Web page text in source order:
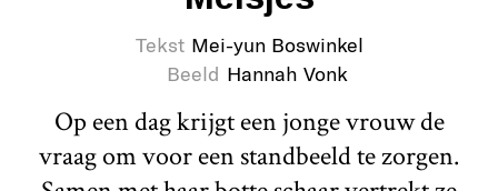
Tekst Mei-yun Boswinkel
Beeld Hannah Vonk
Op een dag krijgt een jonge vrouw de
vraag om voor een standbeeld te zorgen.